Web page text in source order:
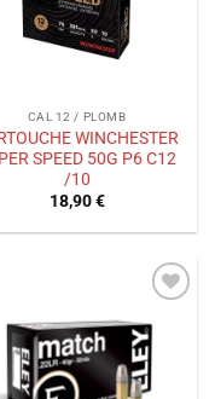
CAL 12 / PLOMB
WINCHESTER
SPEED 50G P6 C12
/10
18,90€
à la liste
de
souhaits